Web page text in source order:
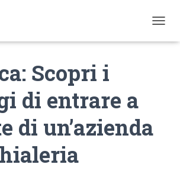
O
Scopri i
di entrare a
di un’azienda